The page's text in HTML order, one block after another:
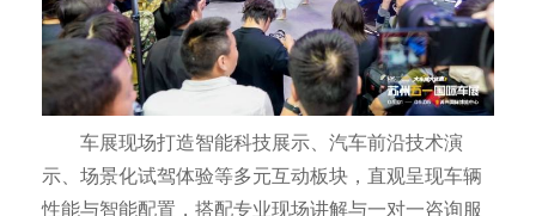
车展现场打造智能科技展示、汽车前沿技术演
示、场景化试驾体验等多元互动板块，直观呈现车辆
性能与智能配置，搭配专业现场讲解与一对一咨询服